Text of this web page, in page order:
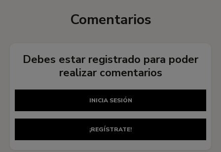
Comentarios
Debes estar registrado para poder
realizar comentarios
INICIA SESIÓN
¡REGÍSTRATE!